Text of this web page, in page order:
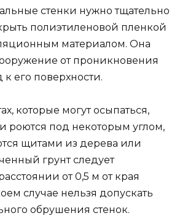
стенки нужно тщательно
полиэтиленовой пленкой
материалом. Она
от проникновения
его поверхности.
которые могут осыпаться,
роются под некоторым углом,
щитами из дерева или
грунт следует
от 0,5 м от края
случае нельзя допускать
обрушения стенок.